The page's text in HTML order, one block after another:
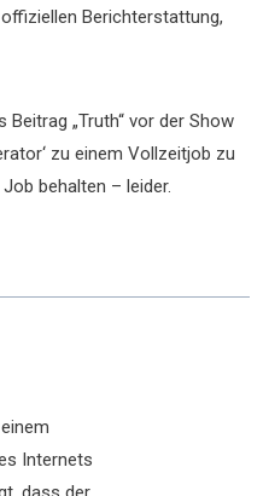
Berichterstattung,
„Truth“ vor der Show
zu einem Vollzeitjob zu
behalten – leider.
Internets